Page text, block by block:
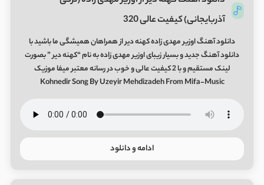
آذربایجانی) کیفیت عالی 320
دانلود آهنگ اوزیر مهدی زاده کهنه دیر از همراهان همیشگی ما باشید با
دانلود آهنگ جدید و بسیار زیبای اوزیر مهدی زاده به نام “کهنه دیر ” بصورت
لینک مستقیم و با 2 کیفیت عالی و خوب در رسانه معتبر میفا موزیک
Kohnedir Song By Uzeyir Mehdizadeh From Mifa-Music
ادامه و دانلود